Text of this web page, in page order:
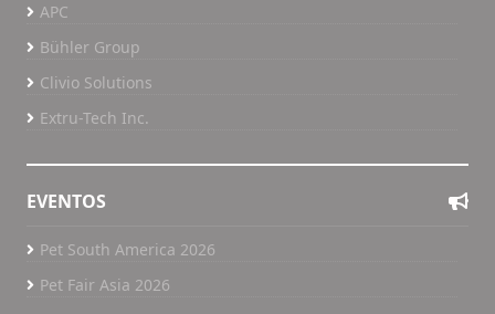
APC
Bühler Group
Clivio Solutions
Extru-Tech Inc.
EVENTOS
Pet South America 2026
Pet Fair Asia 2026